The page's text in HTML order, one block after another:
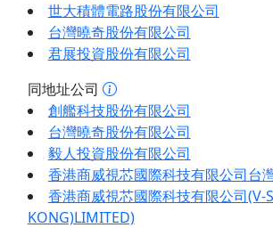
世大積體電路股份有限公司
台灣曉奇股份有限公司
君展投資股份有限公司
同地址公司
創艦科技股份有限公司
台灣曉奇股份有限公司
毅人投資股份有限公司
香港商威視芯國際科技有限公司台
香港商威視芯國際科技有限公司(V-
KONG)LIMITED)